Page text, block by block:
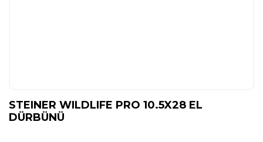
STEINER WILDLIFE PRO 10.5X28 EL
DÜRBÜNÜ